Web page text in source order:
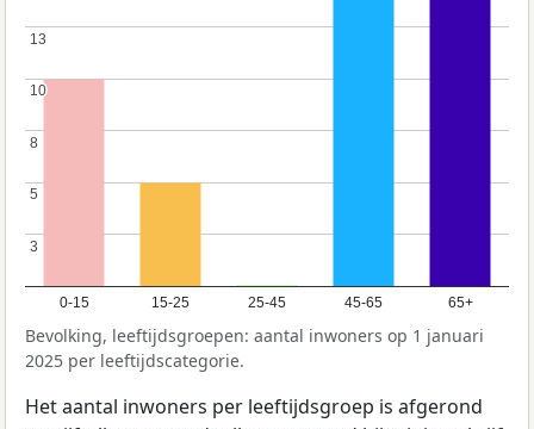
0-15 15-25 25-45 45-65 65+
3
3
5
5
8
8
10
10
13
13
Bevolking, leeftijdsgroepen: aantal inwoners op 1 januari
2025 per leeftijdscategorie.
Het aantal inwoners per leeftijdsgroep is afgerond